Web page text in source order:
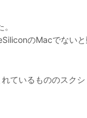
のMacでないと
ているもののスクシ